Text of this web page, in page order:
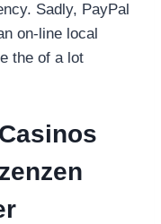
Sadly, PayPal
on-line local
the of a lot